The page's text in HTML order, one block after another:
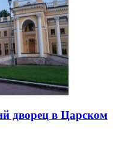
дворец в Царском